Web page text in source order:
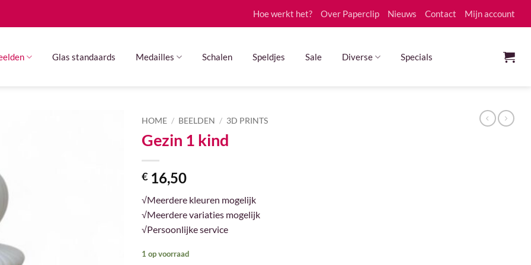
Hoe werkt het? Over Paperclip Nieuws Contact Mijn account
Glas standaards Medailles Schalen Speldjes Sale Diverse Specials
HOME / BEELDEN / 3D PRINTS
Gezin 1 kind
€ 16,50
√Meerdere kleuren mogelijk
√Meerdere variaties mogelijk
√Persoonlijke service
1 op voorraad